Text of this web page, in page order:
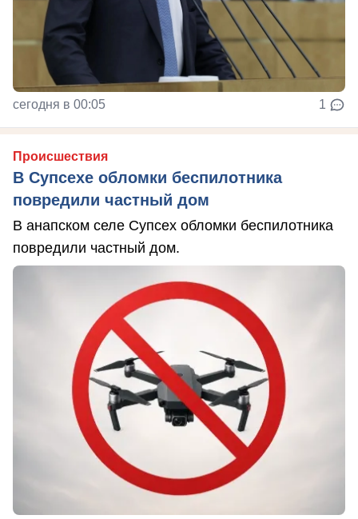
сегодня в 00:05 1
Происшествия
В Супсехе обломки беспилотника
повредили частный дом
В анапском селе Супсех обломки беспилотника
повредили частный дом.